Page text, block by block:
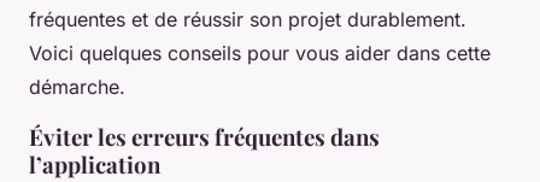
fréquentes et de réussir son projet durablement.
Voici quelques conseils pour vous aider dans cette
démarche.
Éviter les erreurs fréquentes dans
l’application